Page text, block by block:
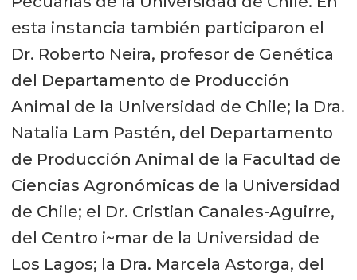
esta instancia también participaron el
Dr. Roberto Neira, profesor de Genética
del Departamento de Producción
Animal de la Universidad de Chile; la Dra.
Natalia Lam Pastén, del Departamento
de Producción Animal de la Facultad de
Ciencias Agronómicas de la Universidad
de Chile; el Dr. Cristian Canales-Aguirre,
del Centro i~mar de la Universidad de
Los Lagos; la Dra. Marcela Astorga, del